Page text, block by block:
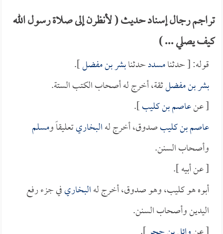
تراجم رجال إسناد حديث ( لأنظرن إلى صلاة رسول الله
كيف يصلي ... )
قوله: [ حدثنامسددحدثنابشر بن مفضل].
بشر بن مفضلثقة، أخرج له أصحاب الكتب الستة.
[ عنعاصم بن كليب].
عاصم بن كليبصدوق، أخرج لهالبخاريتعليقاً ومسلم
وأصحاب السنن.
[ عن أبيه ].
أبوه هو كليب، وهو صدوق، أخرج لهالبخاريفي جزء رفع
اليدين وأصحاب السنن.